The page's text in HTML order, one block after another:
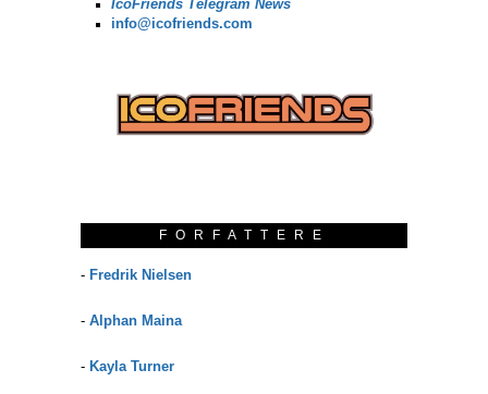
IcoFriends Telegram News
info@icofriends.com
FORFATTERE
- Fredrik Nielsen
- Alphan Maina
- Kayla Turner